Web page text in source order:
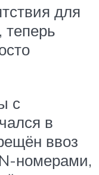
для
теперь
с
в
ввоз
номерами,